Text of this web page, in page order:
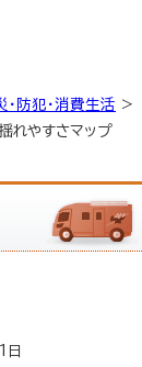
・防犯・消費生活 >
れやすさマップ
日